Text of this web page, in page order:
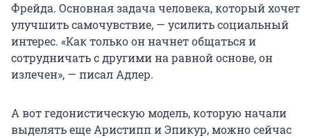
Фрейда. Основная задача человека, который хочет
улучшить самочувствие, — усилить социальный
интерес. «Как только он начнет общаться и
сотрудничать с другими на равной основе, он
излечен», — писал Адлер.
А вот гедонистическую модель, которую начали
выделять еще Аристипп и Эпикур, можно сейчас